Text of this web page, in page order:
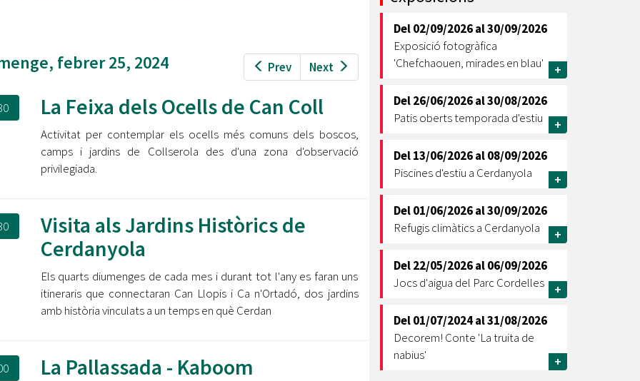
Ètica i Integritat
Retiment de Comptes
Accés a Informació Pública
Dades Obertes
Catàleg de Serveis i Tràmits
Cerdanyola opta a més de 5 milions d'euros del Pla de
Barris per transformar les Fontetes, Quatre Cantons i
El FIT presenta el cartell de la seva 16a edició i dona el
tret de sortida al festival
L’Ajuntament reparteix ulleres gratuïtes per veure
l'eclipsi solar
Equipaments
Mercats Municipals
Webs Municipals
Prev Next
febrer 25, 2024
La Feixa dels Ocells de Can Coll
Activitat per contemplar els ocells més comuns dels boscos,
camps i jardins de Collserola des d'una zona d'observació
privilegiada.
Visita als Jardins Històrics de
Cerdanyola
Els quarts diumenges de cada mes i durant tot l'any es faran uns
itineraris que connectaran Can Llopis i Ca n'Ortadó, dos jardins
amb història vinculats a un temps en què Cerdan
La Pallassada - Kaboom
Del02/09/2026al30/09/2026
Exposició fotogràfica
'Chefchaouen, mirades en blau'
+
Del26/06/2026al30/08/2026
Patis oberts temporada d'estiu
+
Del13/06/2026al08/09/2026
Piscines d'estiu a Cerdanyola
+
Del01/06/2026al30/09/2026
Refugis climàtics a Cerdanyola
+
Del22/05/2026al06/09/2026
Jocs d'aigua del Parc Cordelles
+
Del01/07/2024al31/08/2026
Decorem! Conte 'La truita de
nabius'
+